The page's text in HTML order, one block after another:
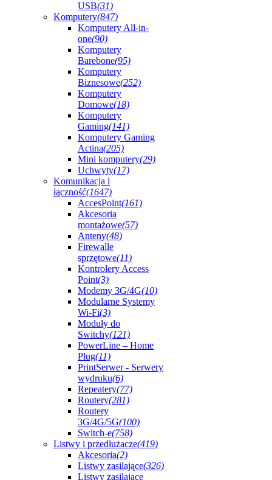
USB(31)
Komputery(847)
Komputery All-in-
one(90)
Komputery
Barebone(95)
Komputery
Biznesowe(252)
Komputery
Domowe(18)
Komputery
Gaming(141)
Komputery Gaming
Actina(205)
Mini komputery(29)
Uchwyty(17)
Komunikacja i
łączność(1647)
AccesPoint(161)
Akcesoria
montażowe(57)
Anteny(48)
Firewalle
sprzętowe(11)
Kontrolery Access
Point(3)
Modemy 3G/4G(10)
Modularne Systemy
Wi-Fi(3)
Moduły do
Switchy(121)
PowerLine – Home
Plug(11)
PrintSerwer - Serwery
wydruku(6)
Repeatery(77)
Routery(281)
Routery
3G/4G/5G(100)
Switch-e(758)
Listwy i przedłużacze(419)
Akcesoria(2)
Listwy zasilające(326)
Listwy zasilające